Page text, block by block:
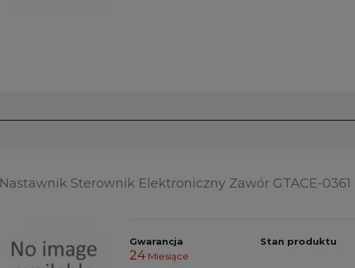
Nastawnik Sterownik Elektroniczny Zawór GTACE-0361
Gwarancja
24 Miesiące
Stan produktu